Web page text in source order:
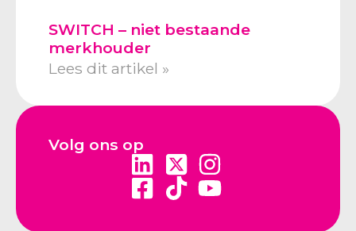
SWITCH – niet bestaande
merkhouder
Lees dit artikel »
Volg ons op